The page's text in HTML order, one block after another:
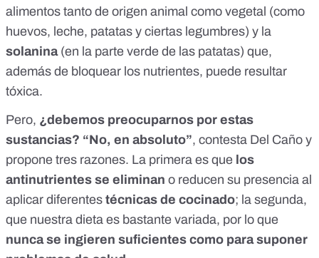
alimentos tanto de origen animal como vegetal (como
huevos, leche, patatas y ciertas legumbres) y la
solanina (en la parte verde de las patatas) que,
además de bloquear los nutrientes, puede resultar
tóxica.
Pero, ¿debemos preocuparnos por estas
sustancias? “No, en absoluto”, contesta Del Caño y
propone tres razones. La primera es que los
antinutrientes se eliminan o reducen su presencia al
aplicar diferentes técnicas de cocinado; la segunda,
que nuestra dieta es bastante variada, por lo que
nunca se ingieren suficientes como para suponer